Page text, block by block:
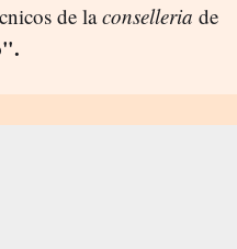
de laconselleria de